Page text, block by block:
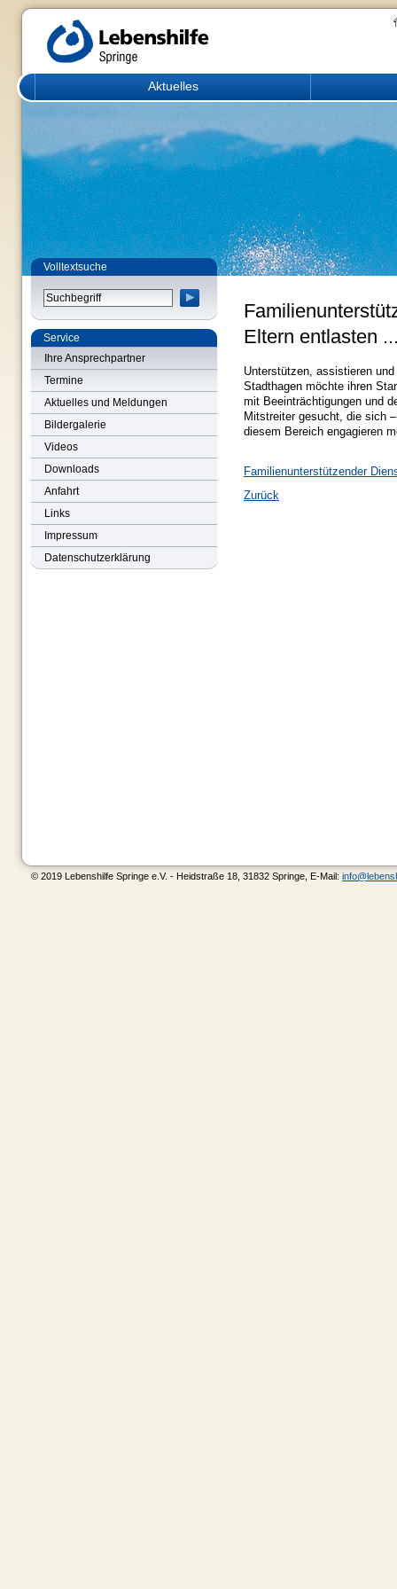
Aktuelles
Volltextsuche
Service
Ihre Ansprechpartner
Termine
Aktuelles und Meldungen
Bildergalerie
Videos
Downloads
Anfahrt
Links
Impressum
Datenschutzerklärung
Eltern entlasten
Unterstützen, assistieren
Stadthagen möchte ihren
mit Beeinträchtigungen und
Mitstreiter gesucht, die sich
diesem Bereich engagieren
Familienunterstützender
Zurück
© 2019 Lebenshilfe Springe e.V. - Heidstraße 18, 31832 Springe, E-Mail: